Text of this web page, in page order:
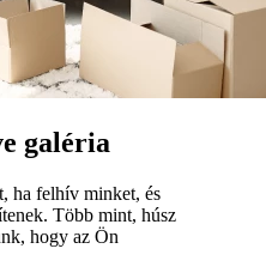
galéria
ha felhív minket, és
Több mint, húsz
hogy az Ön